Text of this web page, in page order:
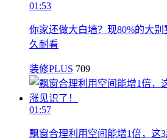
01:53
你家还做大白墙？现80%的大
久耐看
装修PLUS 709
01:57
飘窗合理利用空间能增1倍，这